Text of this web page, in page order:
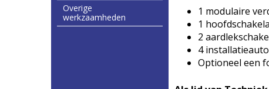
Overige
werkzaamheden
1 modulaire
1
2
4
Optioneel een